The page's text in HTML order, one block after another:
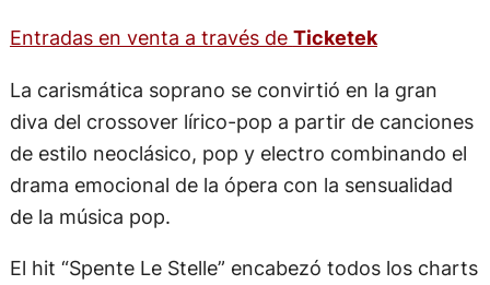
Entradas en venta a través de Ticketek
La carismática soprano se convirtió en la gran
diva del crossover lírico-pop a partir de canciones
de estilo neoclásico, pop y electro combinando el
drama emocional de la ópera con la sensualidad
de la música pop.
El hit “Spente Le Stelle” encabezó todos los charts